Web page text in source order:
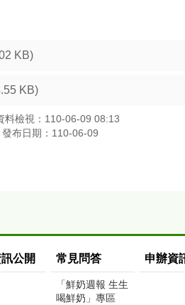
KB)
KB)
料檢視：110-06-09 08:13
發布日期：110-06-09
公開 常見問答
「鮮奶週報 生生
喝鮮奶」專區
申辦資